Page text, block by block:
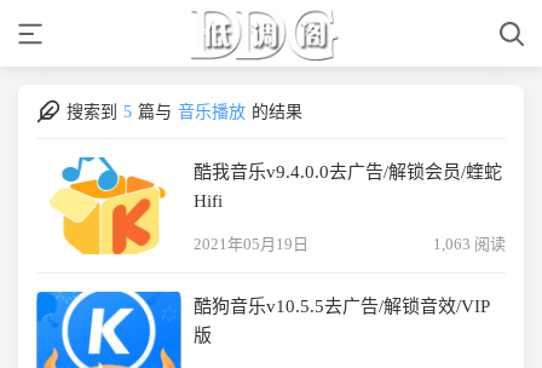
搜索到 5 篇与 音乐播放 的结果
酷我音乐v9.4.0.0去广告/解锁会员/蝰蛇
Hifi
2021年05月19日 1,063 阅读
酷狗音乐v10.5.5去广告/解锁音效/VIP
版